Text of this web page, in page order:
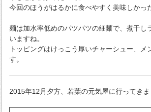
今回のほうがはるかに食べやすく美味しかっ
麺は加水率低めのパツパツの細麺で、煮干し
いますね。
トッピングはけっこう厚いチャーシュー、メ
す。
2015年12月夕方、若葉の元気屋に行ってきま